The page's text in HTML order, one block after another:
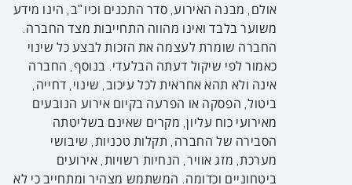
אולם, מבנה האירוע, סדר התכנים וכיו"ב, הינו מידע
משוער בלבד ואינו מהווה התחייבות מצד החברה.
החברה שומרת לעצמה את הזכות לבצע כל שינוי
כאמור לפי שיקול דעתה הבלעדי. בנוסף, החברה
אינה ולא תהא אחראית לכל עיכוב, שינוי, דחייה,
ביטול, הפסקה או הפרעה בקיום אירוע הנובעים
מאירועי כוח עליון, מקרים שאינם בשליטתה
הסבירה של החברה, תקלות טכניות, שיבושי
מערכת, מזג אוויר, הנחיות רשויות, אירועים
ביטחוניים וכדומה. המשתמש מצהיר ומתחייב כי לא